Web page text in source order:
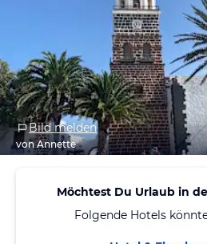
Bild melden
von Annette
Möchtest Du Urlaub in
Folgende Hotels